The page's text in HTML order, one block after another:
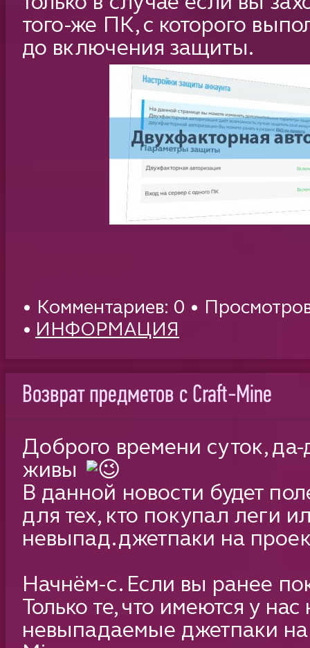
того-же ПК, с которого
до включения защиты.
• Комментариев: 0 •
• ИНФОРМАЦИЯ
Возврат предметов с Craft-Mine
​Доброго времени суток,
живы
В данной новости будет
для тех, кто покупал леги
невыпад.джетпаки на
Начнём-с. Если вы ранее
Только те, что имеются у
невыпадаемые джетпаки